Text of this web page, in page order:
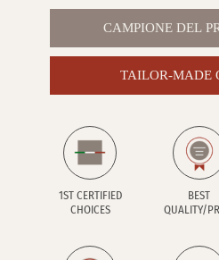
CAMPIONE DEL
TAILOR-MADE
1ST CERTIFIED
CHOICES
BEST
QUALITY/